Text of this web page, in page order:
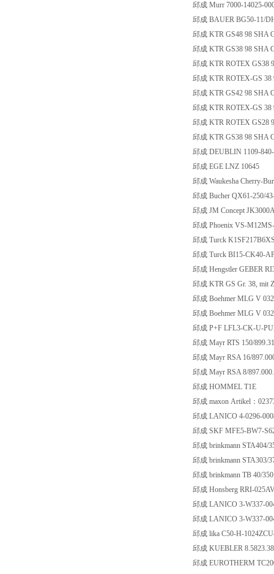
邱成 Murr 7000-14025-
邱成 BAUER BG50-11/
邱成 KTR GS48 98 SHA
邱成 KTR GS38 98 SHA
邱成 KTR ROTEX GS38
邱成 KTR ROTEX-GS 38
邱成 KTR GS42 98 SHA
邱成 KTR ROTEX-GS 38
邱成 KTR ROTEX GS28
邱成 KTR GS38 98 SHA
邱成 DEUBLIN 1109-
邱成 EGE LNZ 10645
邱成 Waukesha Cherry-
邱成 Bucher QX61-250/
邱成 JM Concept
邱成 Phoenix VS-
邱成 Turck
邱成 Turck BI15-CK40-
邱成 Hengstler GEBER
邱成 KTR GS Gr. 38, mit
邱成 Boehmer MLG V
邱成 Boehmer MLG V
邱成 P+F LFL3-CK-U-
邱成 Mayr RTS 150/
邱成 Mayr RSA 16/
邱成 Mayr RSA 8/
邱成 HOMMEL T1E
邱成 maxon Artikel：
邱成 LANICO 4-0296-
邱成 SKF MFE5-BW7-
邱成 brinkmann STA404/
邱成 brinkmann STA303/
邱成 brinkmann TB 40/
邱成 Honsberg RRI-
邱成 LANICO 3-W337-
邱成 LANICO 3-W337-
邱成 lika C50-H-
邱成 KUEBLER
邱成 EUROTHERM